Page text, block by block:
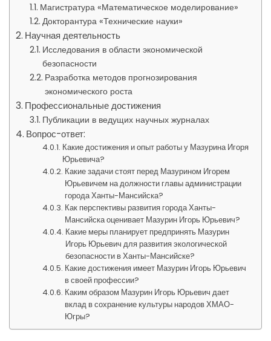
Магистратура «Математическое моделирование»
Докторантура «Технические науки»
Научная деятельность
Исследования в области экономической
безопасности
Разработка методов прогнозирования
экономического роста
Профессиональные достижения
Публикации в ведущих научных журналах
Вопрос-ответ:
Какие достижения и опыт работы у Мазурина Игоря
Юрьевича?
Какие задачи стоят перед Мазурином Игорем
Юрьевичем на должности главы администрации
города Ханты-Мансийска?
Как перспективы развития города Ханты-
Мансийска оценивает Мазурин Игорь Юрьевич?
Какие меры планирует предпринять Мазурин
Игорь Юрьевич для развития экологической
безопасности в Ханты-Мансийске?
Какие достижения имеет Мазурин Игорь Юрьевич
в своей профессии?
Каким образом Мазурин Игорь Юрьевич дает
вклад в сохранение культуры народов ХМАО-
Югры?